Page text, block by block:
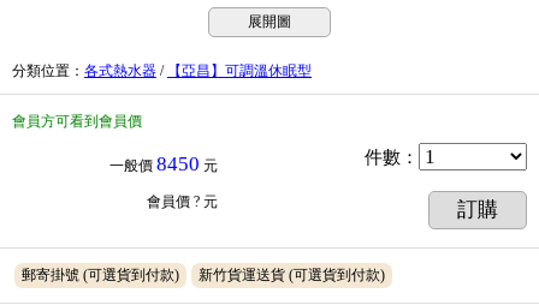
展開圖
分類位置 ： 各式熱水器 / 【亞昌】可調溫休眠型
會員方可看到會員價
一般價 8450 元
會員價 ? 元
件數 ：
訂購
郵寄掛號 (可選貨到付款) 新竹貨運送貨 (可選貨到付款)